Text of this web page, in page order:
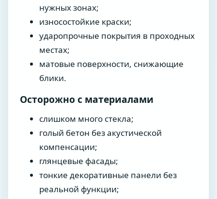
нужных зонах;
износостойкие краски;
ударопрочные покрытия в проходных
местах;
матовые поверхности, снижающие
блики.
Осторожно с материалами
слишком много стекла;
голый бетон без акустической
компенсации;
глянцевые фасады;
тонкие декоративные панели без
реальной функции;